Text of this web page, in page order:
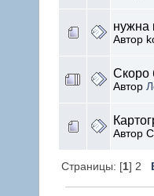
нужна
Автор
Скоро
Автор
Автор
Страницы: [1] 2